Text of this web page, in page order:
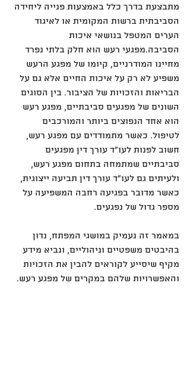
מתבצעת בדרך כלל באמצעות פנייה ליחידה
הסביבתית ברשות המקומית או לאיגוד
הערים המטפל בנושאי איכות
הסביבה.מפגעי רעש הוא חלק בלתי נפרד
מחיינו המודרניים, קיומו של מפגע הרעש
משפיע לא רק על איכות החיים אלא גם על
הבריאות והזכויות של הציבור. בין הסוגים
השונים של מפגעים סביבתיים, מפגע רעש
הוא אחד הנפוצים ביותר והמורכבים
לטיפול. כאשר מתמודדים עם מפגע רעש,
חשוב לפנות לעו"ד עורך דין מפגעים
סביבתיים שמתמחה בתחום מפגע רעש,
ולעיתים גם לעו"ד עורך דין תביעה ייצוגית,
כאשר מדובר בפגיעה רחבה המשפיעה על
מספר גדול של נפגעים.
במאמר זה נעמיק במושגי המפתח, נדון
בהיבטים משפטיים וניהוליים, ונביא מידע
מקיף שיסייע לקוראים להבין את הזכויות
והאפשרויות שלהם במקרים של מפגע רעש.